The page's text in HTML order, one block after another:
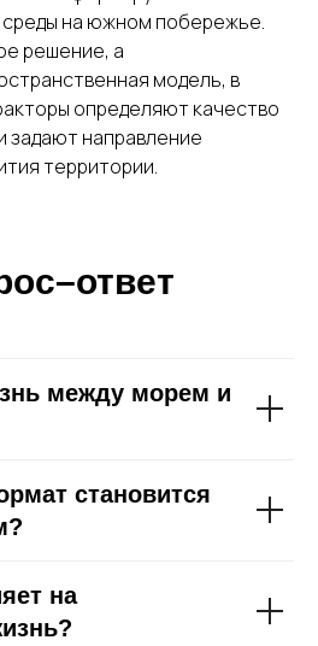
среды на южном побережье.
решение, а
модель, в
определяют качество
задают направление
территории.
между морем и
становится
на